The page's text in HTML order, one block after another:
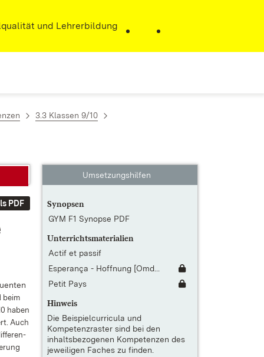
und Lehrerbildung
3.3 Klassen 9/10
PDF
beim
ha­ben
Auch
Umsetzungshilfen
Synopsen
GYM F1 Synopse PDF
Unterrichtsmaterialien
Actif et passif
Esperança - Hoffnung [Omd...
Petit Pays
Hinweis
Die Beispielcurricula und
Kompetenzraster sind bei den
inhaltsbezogenen Kompetenzen des
jeweiligen Faches zu finden.